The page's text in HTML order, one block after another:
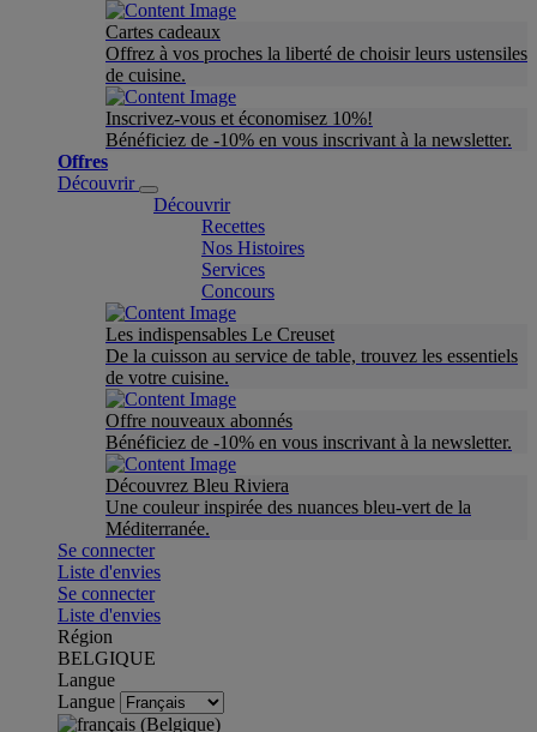
Cartes cadeaux
Offrez à vos proches la liberté de choisir leurs ustensiles
de cuisine.
Inscrivez-vous et économisez 10%!
Bénéficiez de -10% en vous inscrivant à la newsletter.
Offres
Découvrir
Découvrir
Recettes
Nos Histoires
Services
Concours
Les indispensables Le Creuset
De la cuisson au service de table, trouvez les essentiels
de votre cuisine.
Offre nouveaux abonnés
Bénéficiez de -10% en vous inscrivant à la newsletter.
Découvrez Bleu Riviera
Une couleur inspirée des nuances bleu-vert de la
Méditerranée.
Se connecter
Liste d'envies
Se connecter
Liste d'envies
Région
BELGIQUE
Langue
Langue